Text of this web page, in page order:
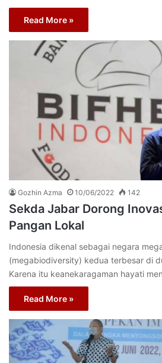
Read More »
Gozhin Azma 10/06/2022 142
Sekda Jabar Dorong
Pangan Lokal
Indonesia dikenal sebagai negara
(megabiodiversity) kedua terbesar di
Karena itu keanekaragaman hayati
Read More »